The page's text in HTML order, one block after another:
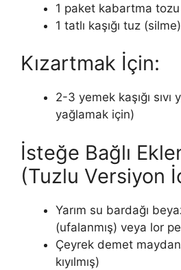
1 paket kabartma
1 tatlı kaşığı tuz (silme)
Kızartmak İçin:
2-3 yemek kaşığı sıvı
yağlamak için)
İsteğe Bağlı
(Tuzlu Versiyon
Yarım su bardağı
(ufalanmış) veya lor
Çeyrek demet
kıyılmış)